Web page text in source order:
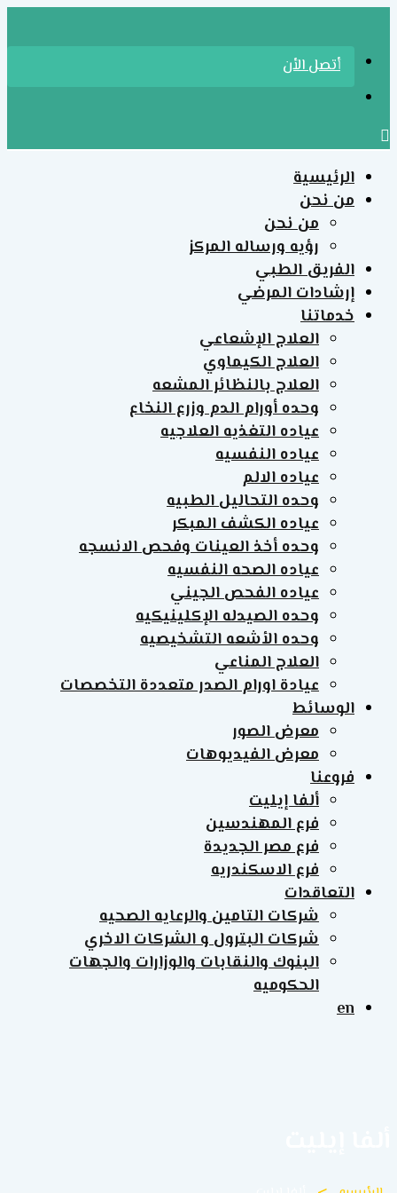
الرئيسية
من نحن
من نحن
رؤيه ورساله المركز
الفريق الطبي
إرشادات المرضي
خدماتنا
العلاج الإشعاعي
العلاج الكيماوي
العلاج بالنظائر المشعه
وحده أورام الدم وزرع النخاع
عياده التغذيه العلاجيه
عياده النفسيه
عياده الالم
وحده التحاليل الطبيه
عياده الكشف المبكر
وحده أخذ العينات وفحص الانسجه
عياده الصحه النفسيه
عياده الفحص الجيني
وحده الصيدله الإكلينيكيه
وحده الأشعه التشخيصيه
العلاج المناعي
عيادة اورام الصدر متعددة التخصصات
الوسائط
معرض الصور
معرض الفيديوهات
فروعنا
ألفا إيليت
فرع المهندسين
فرع مصر الجديدة
فرع الاسكندريه
التعاقدات
شركات التامين والرعايه الصحيه
شركات البترول و الشركات الاخري
البنوك والنقابات والوزارات والجهات
الحكوميه
en